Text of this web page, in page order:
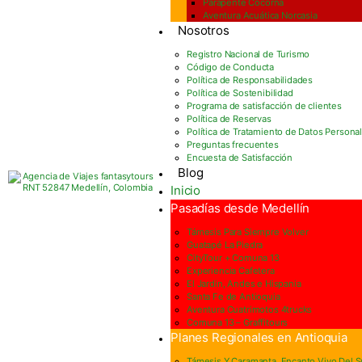
Parapente Cocorná
Aventura Acuática Norcasia
Nosotros
Registro Nacional de Turismo
Código de Conducta
Política de Responsabilidades
Política de Sostenibilidad
Programa de satisfacción de clientes
Política de Reservas
Política de Tratamiento de Datos
Preguntas frecuentes
Encuesta de Satisfacción
Blog
Inicio
Pasadías desde Medellín
Támesis Para Siempre Volver
Guatapé La Piedra
CityTour + Comuna 13
Experiencia Cafetera
El Jardin, Andes e Hispania
Santa Fe de Antioquia
Aventura Cuatrimotos 4trucks
Comuna 13 – Graffitours
Planes Regionales en Antioquia